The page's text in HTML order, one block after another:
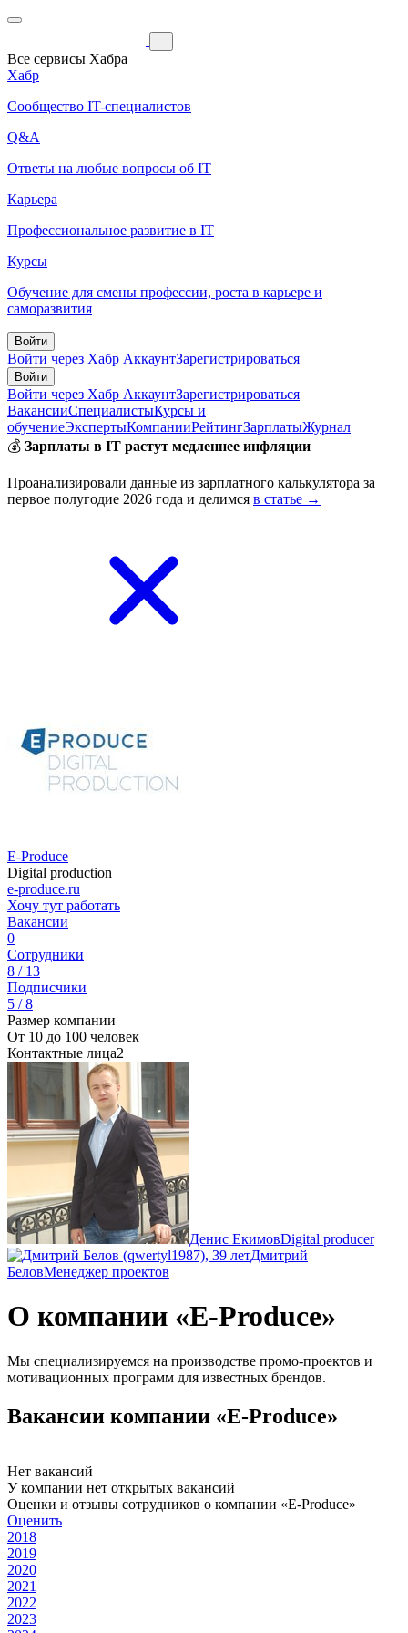
Все сервисы Хабра
Хабр
Сообщество IT-специалистов
Q&A
Ответы на любые вопросы об IT
Карьера
Профессиональное развитие в IT
Курсы
Обучение для смены профессии, роста в карьере и
саморазвития
Войти
Войти через Хабр АккаунтЗарегистрироваться
Войти
Войти через Хабр АккаунтЗарегистрироваться
ВакансииСпециалистыКурсы и
обучениеЭкспертыКомпанииРейтингЗарплатыЖурнал
💰 Зарплаты в IT растут медленнее инфляции
Проанализировали данные из зарплатного калькулятора за
первое полугодие 2026 года и делимся в статье →
E-Produce
Digital production
e-produce.ru
Хочу тут работать
Вакансии
0
Сотрудники
8 / 13
Подписчики
5 / 8
Размер компании
От 10 до 100 человек
Контактные лица2
Денис ЕкимовDigital producer
Дмитрий
БеловМенеджер проектов
О компании «E-Produce»
Мы специализируемся на производстве промо-проектов и
мотивационных программ для известных брендов.
Вакансии компании «E-Produce»
Нет вакансий
У компании нет открытых вакансий
Оценки и отзывы сотрудников о компании «E-Produce»
Оценить
2018
2019
2020
2021
2022
2023